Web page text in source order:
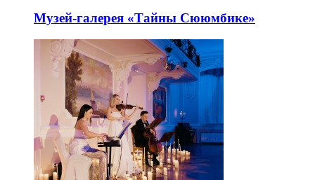
Музей-галерея «Тайны Сююмбике»